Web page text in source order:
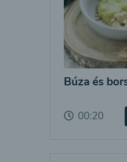
Búza és
00:20